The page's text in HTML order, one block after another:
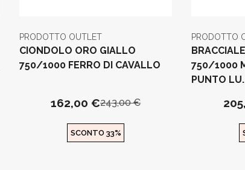
PRODOTTO OUTLET
CIONDOLO ORO GIALLO
750/1000 FERRO DI CAVALLO
162,00 €243,00 €
SCONTO 33%
PRODOTTO
750/1000
PUNTO